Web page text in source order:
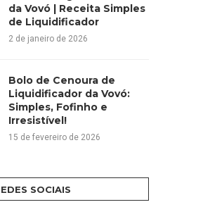
da Vovó | Receita Simples
de Liquidificador
2 de janeiro de 2026
Bolo de Cenoura de
Liquidificador da Vovó:
Simples, Fofinho e
Irresistível!
15 de fevereiro de 2026
SOCIAIS